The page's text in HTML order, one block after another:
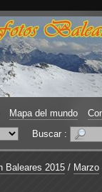
Mapa del mundo
Buscar :
Baleares 2015 / Marzo